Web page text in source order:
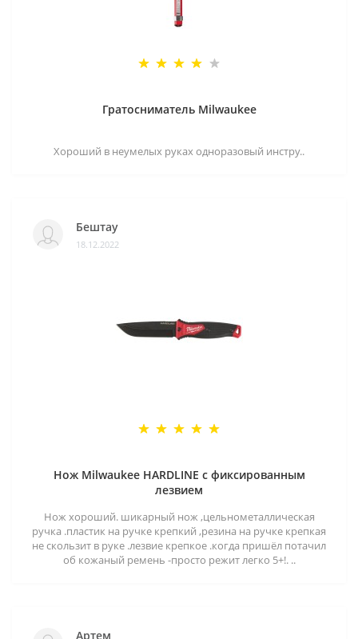
Гратосниматель Milwaukee
Хороший в неумелых руках одноразовый инстру..
Бештау
18.12.2022
Нож Milwaukee HARDLINE с фиксированным
лезвием
Нож хороший. шикарный нож ,цельнометаллическая
ручка .пластик на ручке крепкий ,резина на ручке крепкая
не скользит в руке .лезвие крепкое .когда пришёл потачил
об кожаный ремень -просто режит легко 5+!. ..
Артем